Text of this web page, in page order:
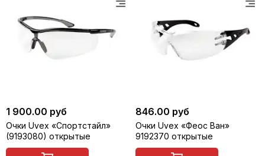
1 900.00 руб
Очки Uvex «Спортстайл»
(9193080) открытые
846.00 руб
Очки Uvex «Феос Ван»
9192370 открытые